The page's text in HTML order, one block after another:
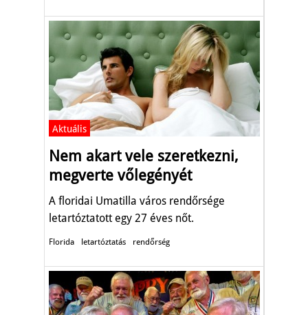
Aktuális
Nem akart vele szeretkezni,
megverte vőlegényét
A floridai Umatilla város rendőrsége
letartóztatott egy 27 éves nőt.
Florida letartóztatás rendőrség